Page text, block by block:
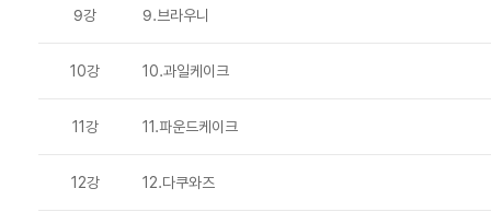
9강 9.브라우니
10강 10.과일케이크
11강 11.파운드케이크
12강 12.다쿠와즈